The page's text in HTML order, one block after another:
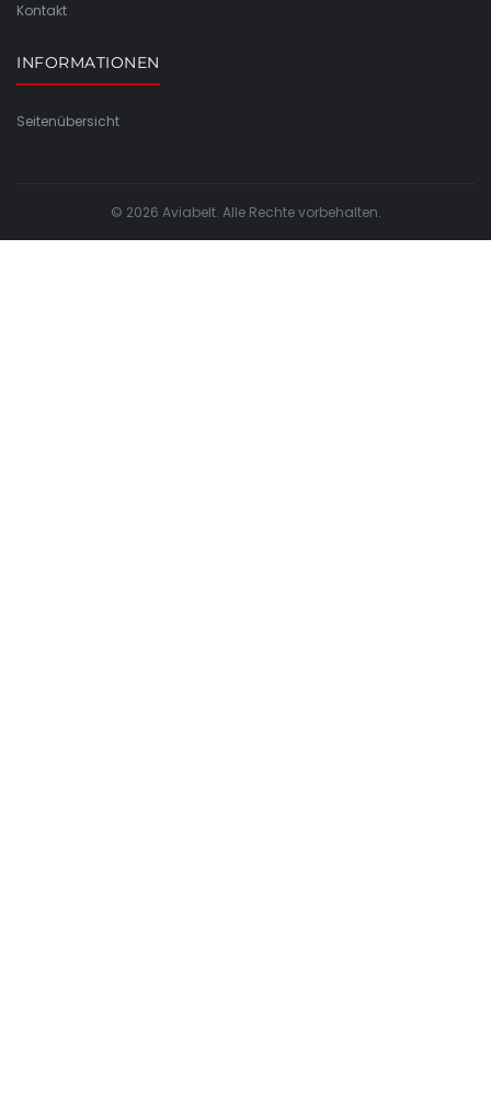
Kontakt
INFORMATIONEN
Seitenübersicht
© 2026 Aviabelt. Alle Rechte vorbehalten.